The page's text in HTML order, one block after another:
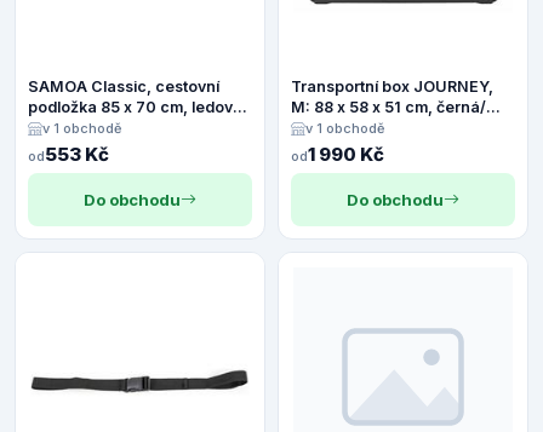
SAMOA Classic, cestovní
podložka 85 x 70 cm, ledově
modrá/šedá
v 1 obchodě
od553 Kč
Do obchodu
Transportní box JOURNEY,
M: 88 x 58 x 51 cm, černá/
šedá
v 1 obchodě
od1 990 Kč
Do obchodu